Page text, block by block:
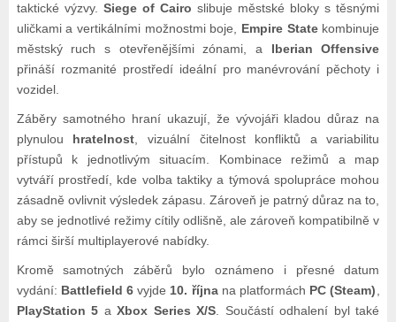
taktické výzvy. Siege of Cairo slibuje městské bloky s těsnými
uličkami a vertikálními možnostmi boje, Empire Statekombinuje
městský ruch s otevřenějšími zónami, a Iberian Offensive
přináší rozmanité prostředí ideální pro manévrování pěchoty i
vozidel.
Záběry samotného hraní ukazují, že vývojáři kladou důraz na
plynulou hratelnost , vizuální čitelnost konfliktů a variabilitu
přístupů k jednotlivým situacím. Kombinace režimů a map
vytváří prostředí, kde volba taktiky a týmová spolupráce mohou
zásadně ovlivnit výsledek zápasu. Zároveň je patrný důraz na to,
aby se jednotlivé režimy cítily odlišně, ale zároveň kompatibilně v
rámci širší multiplayerové nabídky.
Kromě samotných záběrů bylo oznámeno i přesné datum
vydání: Battlefield 6 vyjde 10. říjnana platformách PC (Steam)
PlayStation 5 aXbox Series X/S . Součástí odhalení byl také